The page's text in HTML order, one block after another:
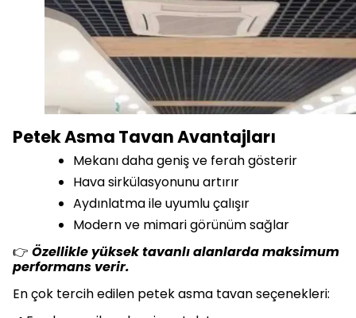
Petek Asma Tavan Avantajları
Mekanı daha geniş ve ferah gösterir
Hava sirkülasyonunu artırır
Aydınlatma ile uyumlu çalışır
Modern ve mimari görünüm sağlar
👉 Özellikle yüksek tavanlı alanlarda maksimum
performans verir.
En çok tercih edilen petek asma tavan seçenekleri: